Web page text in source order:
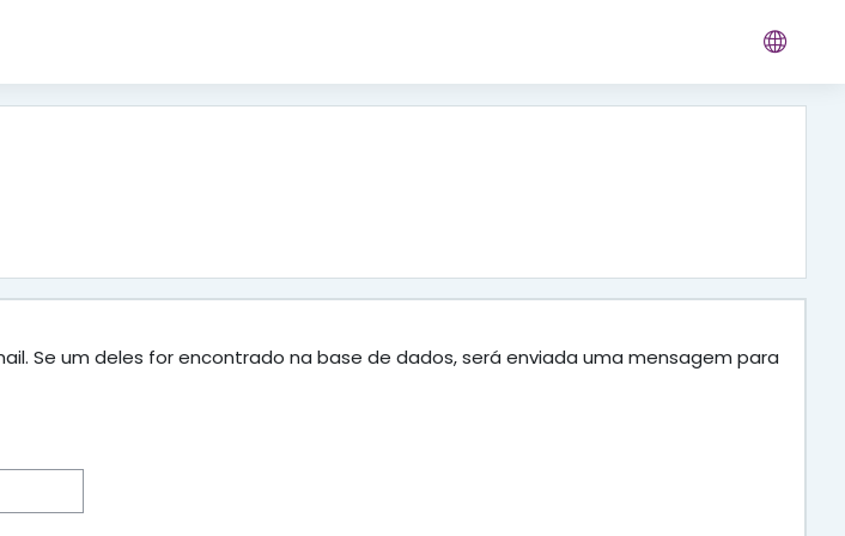
Se um deles for encontrado na base de dados, será enviada uma mensagem para